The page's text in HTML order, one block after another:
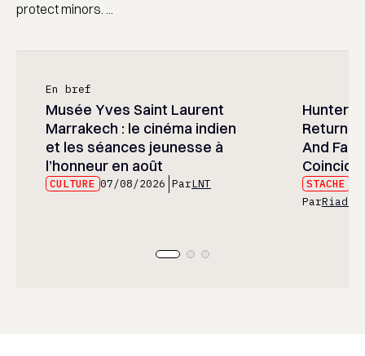
protect minors. ...
En bref
Musée Yves Saint Laurent
Marrakech : le cinéma indien
et les séances jeunesse à
l’honneur en août
CULTURE 07/08/2026 ParLNT
Hunter
And
STACHE
ParRiad